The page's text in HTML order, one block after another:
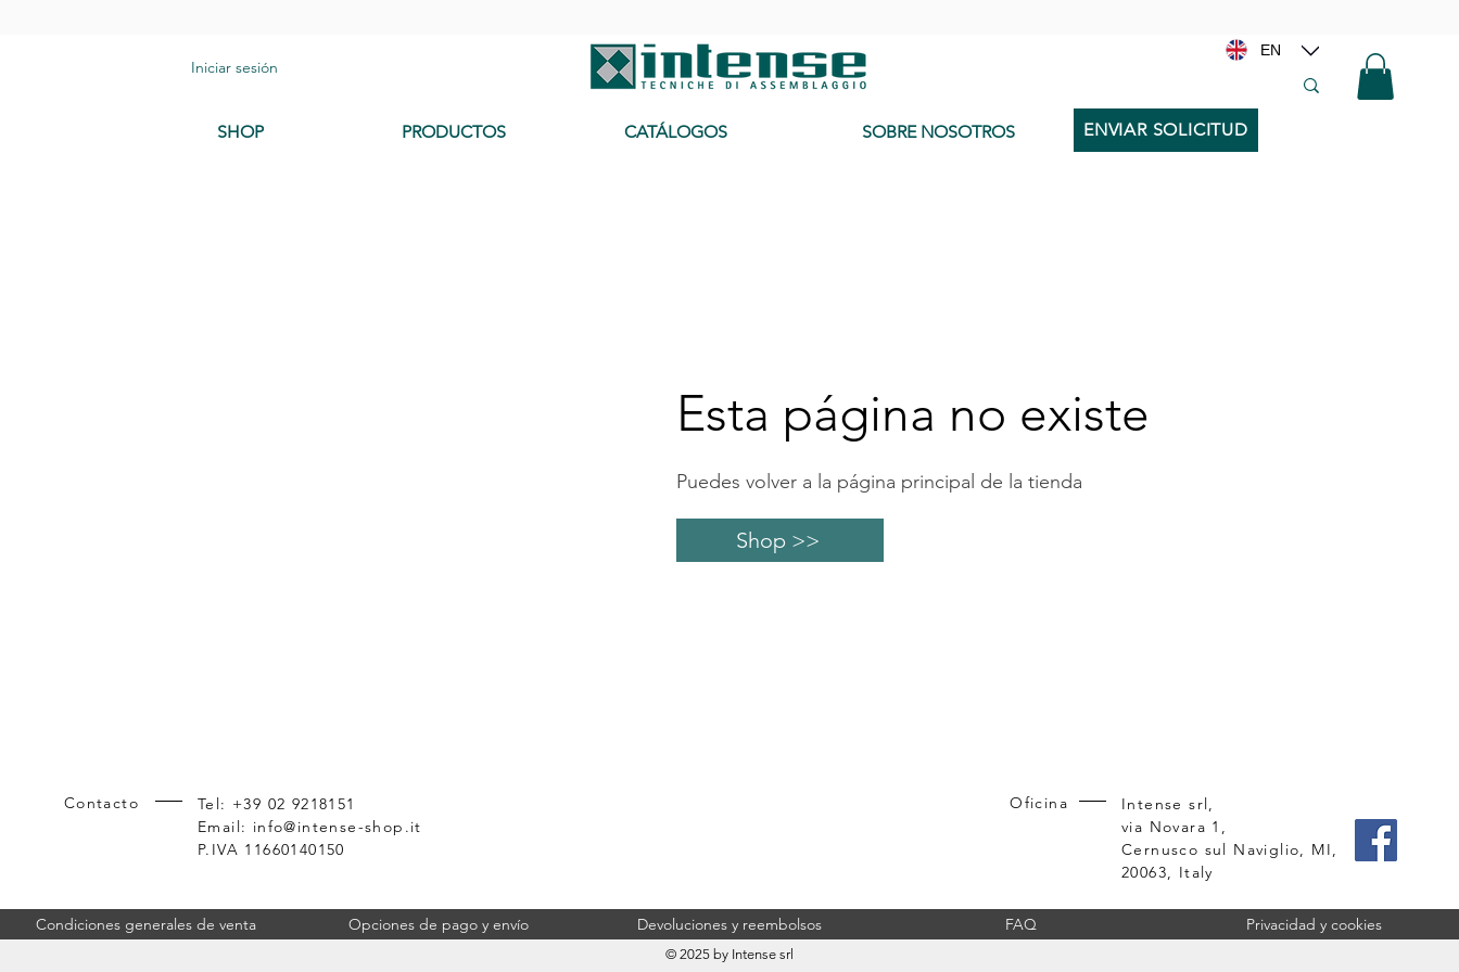
Iniciar sesión
EN
SHOP PRODUCTOS CATÁLOGOS SOBRE NOSOTROS ENVIAR SOLICITUD
Esta página no existe
Puedes volver a la página principal de la tienda
Shop >>
Contacto
Tel: +39 02 9218151
Email: info@intense-shop.it
P.IVA 11660140150
Oficina
Intense srl,
via Novara 1,
Cernusco sul Naviglio, MI,
20063, Italy
Condiciones generales de venta Opciones de pago y envío Devoluciones y reembolsos FAQ Privacidad y cookies
© 2025 by Intense srl